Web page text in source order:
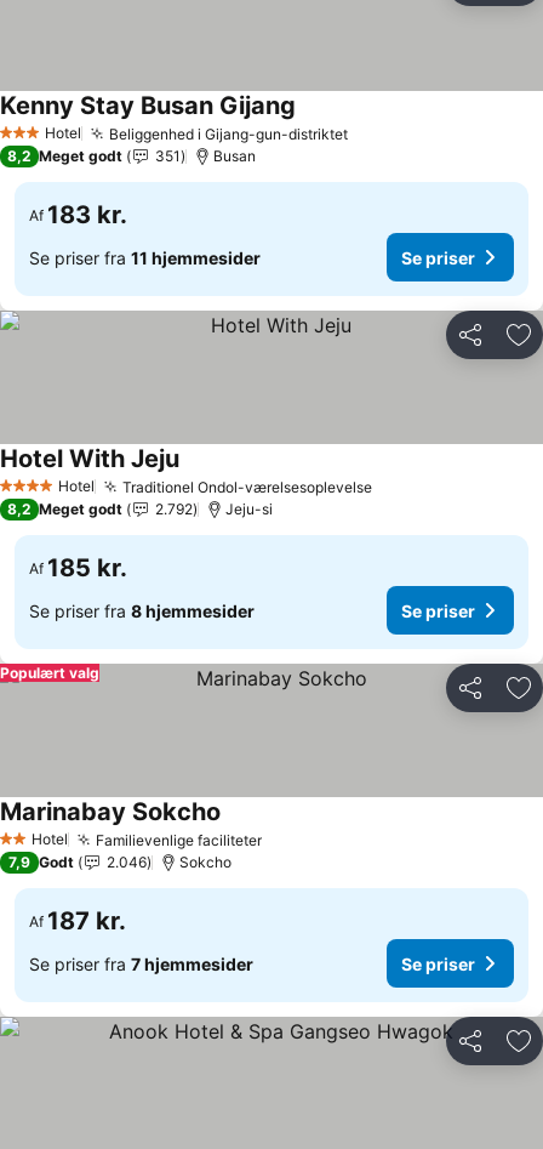
3 StjernerHotel Beliggenhed i Gijang-gun-distriktet
Kenny Stay Busan Gijang
8,2 Meget godt 351 Busan
Af 183 kr.
Se priser fra 11 hjemmesider Se priser
Del
4 StjernerHotel Traditionel Ondol-værelsesoplevelse
Hotel With Jeju
8,2 Meget godt 2.792 Jeju-si
Af 185 kr.
Se priser fra 8 hjemmesider Se priser
Del
Populært valg
2 Stjerner
Hotel Familievenlige faciliteter
Marinabay Sokcho
7,9 Godt 2.046 Sokcho
Af 187 kr.
Se priser fra 7 hjemmesider Se priser
Del